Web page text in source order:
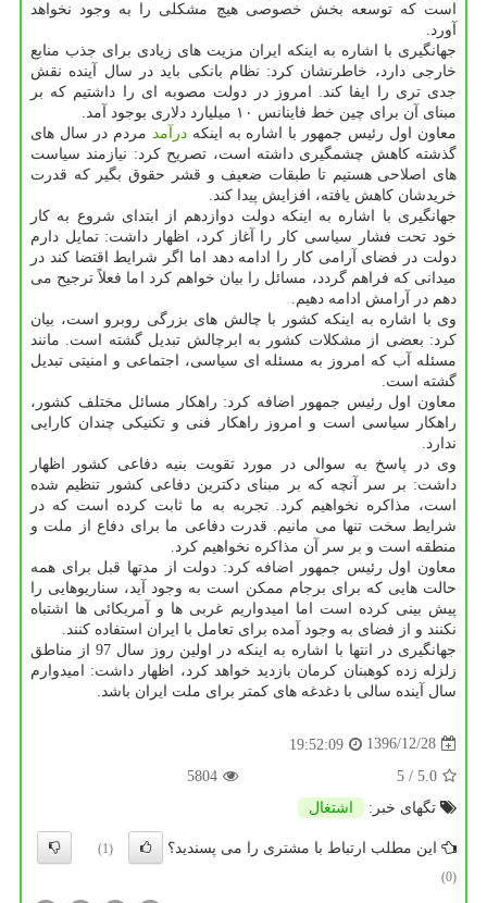
است كه توسعه بخش خصوصی هیچ مشكلی را به وجود نخواهد
آورد.
جهانگیری با اشاره به اینكه ایران مزیت های زیادی برای جذب منابع
خارجی دارد، خاطرنشان كرد: نظام بانكی باید در سال آینده نقش
جدی تری را ایفا كند. امروز در دولت مصوبه ای را داشتیم كه بر
مبنای آن برای چین خط فاینانس ۱۰ میلیارد دلاری بوجود آمد.
معاون اول رئیس جمهور با اشاره به اینكهدرآمد مردم در سال های
گذشته كاهش چشمگیری داشته است، تصریح كرد: نیازمند سیاست
های اصلاحی هستیم تا طبقات ضعیف و قشر حقوق بگیر كه قدرت
خریدشان كاهش یافته، افزایش پیدا كند.
جهانگیری با اشاره به اینكه دولت دوازدهم از ابتدای شروع به كار
خود تحت فشار سیاسی كار را آغاز كرد، اظهار داشت: تمایل دارم
دولت در فضای آرامی كار را ادامه دهد اما اگر شرایط اقتضا كند در
میدانی كه فراهم گردد، مسائل را بیان خواهم كرد اما فعلاً ترجیح می
دهم در آرامش ادامه دهیم.
وی با اشاره به اینكه كشور با چالش های بزرگی روبرو است، بیان
كرد: بعضی از مشكلات كشور به ابرچالش تبدیل گشته است. مانند
مسئله آب كه امروز به مسئله ای سیاسی، اجتماعی و امنیتی تبدیل
گشته است.
معاون اول رئیس جمهور اضافه كرد: راهكار مسائل مختلف كشور،
راهكار سیاسی است و امروز راهكار فنی و تكنیكی چندان كارایی
ندارد.
وی در پاسخ به سوالی در مورد تقویت بنیه دفاعی كشور اظهار
داشت: بر سر آنچه كه بر مبنای دكترین دفاعی كشور تنظیم شده
است، مذاكره نخواهیم كرد. تجربه به ما ثابت كرده است كه در
شرایط سخت تنها می مانیم. قدرت دفاعی ما برای دفاع از ملت و
منطقه است و بر سر آن مذاكره نخواهیم كرد.
معاون اول رئیس جمهور اضافه كرد: دولت از مدتها قبل برای همه
حالت هایی كه برای برجام ممكن است به وجود آید، سناریوهایی را
پیش بینی كرده است اما امیدواریم غربی ها و آمریكائی ها اشتباه
نكنند و از فضای به وجود آمده برای تعامل با ایران استفاده كنند.
جهانگیری در انتها با اشاره به اینكه در اولین روز سال 97 از مناطق
زلزله زده كوهبنان كرمان بازدید خواهد كرد، اظهار داشت: امیدوارم
سال آینده سالی با دغدغه های كمتر برای ملت ایران باشد.
1396/12/28
19:52:09
5.0
/ 5
5804
تگهای خبر:
اشتغال
این مطلب ارتباط با مشتری را می پسندید؟
(1)
(0)